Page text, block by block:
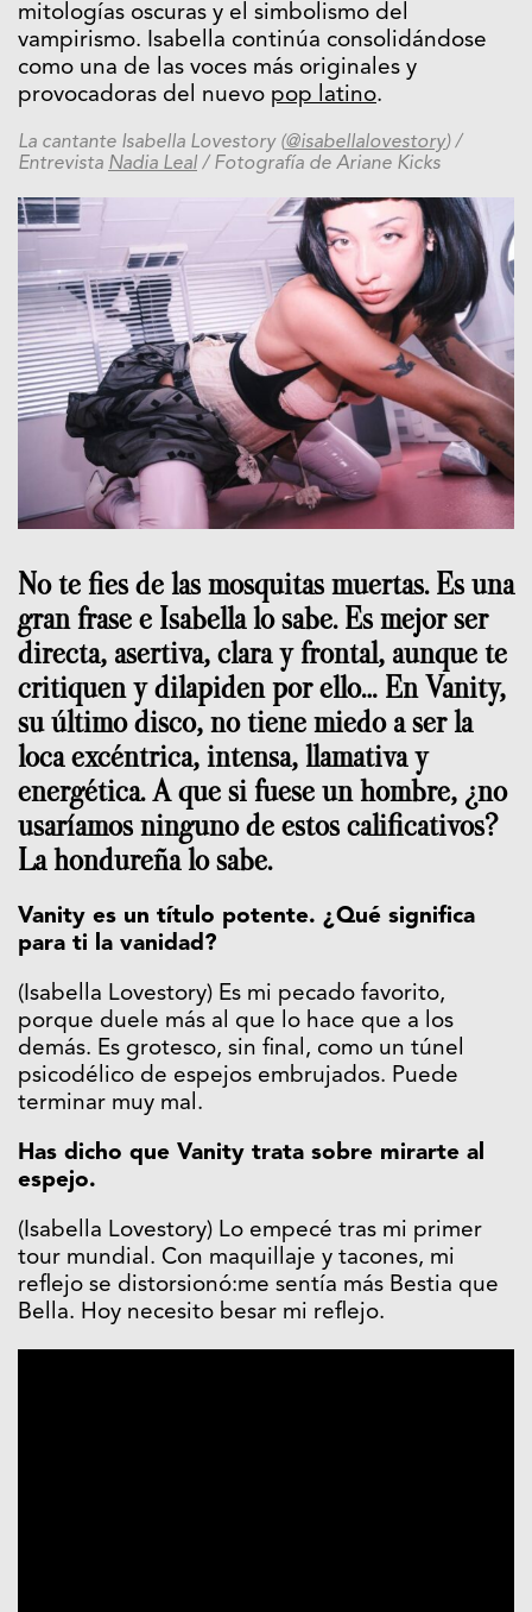
mitologías oscuras y el simbolismo del
vampirismo. Isabella continúa consolidándose
como una de las voces más originales y
provocadoras del nuevo pop latino.
La cantante Isabella Lovestory (@isabellalovestory) /
Entrevista Nadia Leal / Fotografía de Ariane Kicks
No te fies de las mosquitas muertas. Es una
gran frase e Isabella lo sabe. Es mejor ser
directa, asertiva, clara y frontal, aunque te
critiquen y dilapiden por ello… En Vanity,
su último disco, no tiene miedo a ser la
loca excéntrica, intensa, llamativa y
energética. A que si fuese un hombre, ¿no
usaríamos ninguno de estos calificativos?
La hondureña lo sabe.
Vanity es un título potente. ¿Qué significa
para ti la vanidad?
(Isabella Lovestory) Es mi pecado favorito,
porque duele más al que lo hace que a los
demás. Es grotesco, sin final, como un túnel
psicodélico de espejos embrujados. Puede
terminar muy mal.
Has dicho que Vanity trata sobre mirarte al
espejo.
(Isabella Lovestory) Lo empecé tras mi primer
tour mundial. Con maquillaje y tacones, mi
reflejo se distorsionó:me sentía más Bestia que
Bella. Hoy necesito besar mi reflejo.